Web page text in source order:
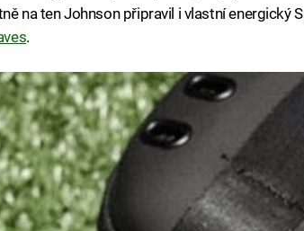
na ten Johnson připravil i vlastní energický
.